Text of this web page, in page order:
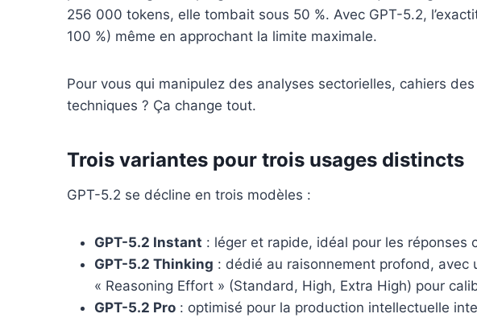
256 000 tokens, elle tombait sous 50 %. Avec GPT-5.2,
100 %) même en approchant la limite maximale.
Pour vous qui manipulez des analyses sectorielles, cahiers
techniques ? Ça change tout.
Trois variantes pour trois usages distincts
GPT-5.2 se décline en trois modèles :
GPT-5.2 Instant : léger et rapide, idéal pour les réponses
GPT-5.2 Thinking : dédié au raisonnement profond, avec
« Reasoning Effort » (Standard, High, Extra High) pour
GPT-5.2 Pro : optimisé pour la production intellectuelle